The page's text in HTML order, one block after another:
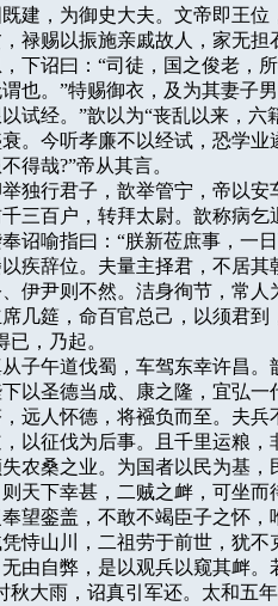
建，为御史大夫。文帝即王
禄赐以振施亲戚故人，家无
下诏曰：“司徒，国之俊老，
也。”特赐御衣，及为其妻子
试经。”歆以为“丧乱以来，
。今听孝廉不以经试，恐学业
得哉?”帝从其言。
举独行君子，歆举管宁，帝以
三百户，转拜太尉。歆称病乞
诏喻指曰：“朕新莅庶事，一
疾辞位。夫量主择君，不居
伊尹则不然。洁身徇节，常人
几筵，命百官总己，以须君
已，乃起。
从子午道伐蜀，车驾东幸许昌
以圣德当成、康之隆，宜弘
远人怀德，将襁负而至。夫
以征伐为后事。且千里运粮，
农桑之业。为国者以民为基，
天下幸甚，二贼之衅，可坐
望銮盖，不敢不竭臣子之怀，
恃山川，二祖劳于前世，犹
由自弊，是以观兵以窥其衅。
秋大雨，诏真引军还。太和五